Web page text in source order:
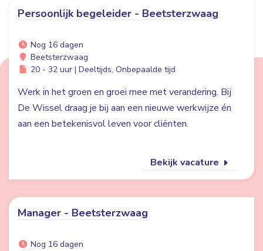
Persoonlijk begeleider - Beetsterzwaag
Nog 16 dagen
Beetsterzwaag
20 - 32 uur | Deeltijds, Onbepaalde tijd
Werk in het groen en groei mee met verandering. Bij
De Wissel draag je bij aan een nieuwe werkwijze én
aan een betekenisvol leven voor cliënten.
Bekijk vacature
Manager - Beetsterzwaag
Nog 16 dagen